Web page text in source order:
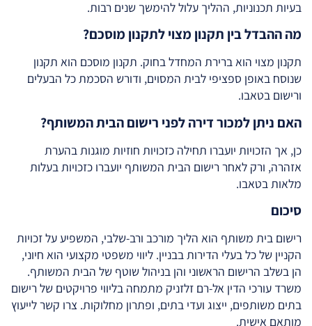
בעיות תכנוניות, ההליך עלול להימשך שנים רבות.
מה ההבדל בין תקנון מצוי לתקנון מוסכם?
תקנון מצוי הוא ברירת המחדל בחוק. תקנון מוסכם הוא תקנון
שנוסח באופן ספציפי לבית המסוים, ודורש הסכמת כל הבעלים
ורישום בטאבו.
האם ניתן למכור דירה לפני רישום הבית המשותף?
כן, אך הזכויות יועברו תחילה כזכויות חוזיות מוגנות בהערת
אזהרה, ורק לאחר רישום הבית המשותף יועברו כזכויות בעלות
מלאות בטאבו.
סיכום
רישום בית משותף הוא הליך מורכב ורב-שלבי, המשפיע על זכויות
הקניין של כל בעלי הדירות בבניין. ליווי משפטי מקצועי הוא חיוני,
הן בשלב הרישום הראשוני והן בניהול שוטף של הבית המשותף.
משרד עורכי הדין אל-רם זלזניק מתמחה בליווי פרויקטים של רישום
בתים משותפים, ייצוג ועדי בתים, ופתרון מחלוקות. צרו קשר לייעוץ
מותאם אישית.